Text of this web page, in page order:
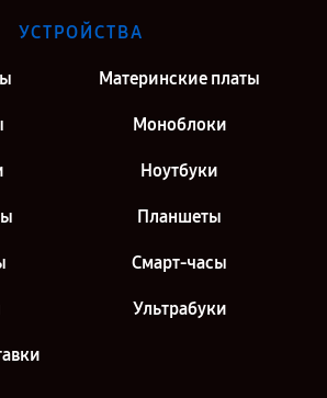
УСТРОЙСТВА
Материнские платы
Моноблоки
Ноутбуки
Планшеты
Смарт-часы
Ультрабуки